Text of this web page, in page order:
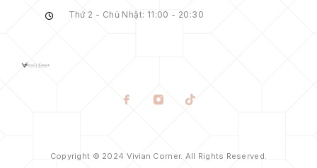
Thứ 2 - Chủ Nhật: 11:00 - 20:30
Copyright © 2024 Vivian Corner. All Rights Reserved.